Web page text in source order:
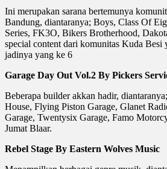
Ini merupakan sarana bertemunya
Bandung, diantaranya; Boys, Class Of
Series, FK3O, Bikers Brotherhood,
special content dari komunitas Kuda Besi
jadinya yang ke 6
Garage Day Out Vol.2 By Pickers
Beberapa builder akkan hadir,
House, Flying Piston Garage, Glanet
Garage, Twentysix Garage, Famo
Jumat Blaar.
Rebel Stage By Eastern Wolves Music